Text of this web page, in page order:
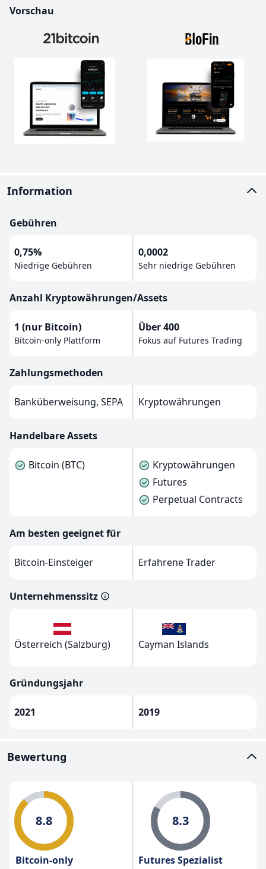
Vorschau
Information
Gebühren
0,75%
Niedrige Gebühren
0,0002
Sehr niedrige Gebühren
Anzahl Kryptowährungen/Assets
1 (nur Bitcoin)
Bitcoin-only Plattform
Über 400
Fokus auf Futures Trading
Zahlungsmethoden
Banküberweisung, SEPA Kryptowährungen
Handelbare Assets
Bitcoin (BTC)
Kryptowährungen
Futures
Perpetual Contracts
Am besten geeignet für
Bitcoin-Einsteiger Erfahrene Trader
Unternehmenssitz
Österreich (Salzburg) Cayman Islands
Gründungsjahr
2021 2019
Bewertung
8.8
Bitcoin-only
8.3
Futures Spezialist